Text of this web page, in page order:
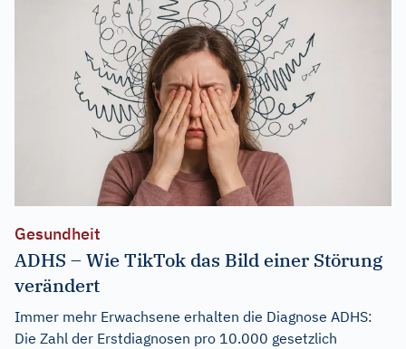
Gesundheit
ADHS – Wie TikTok das Bild einer Störung
verändert
Immer mehr Erwachsene erhalten die Diagnose ADHS:
Die Zahl der Erstdiagnosen pro 10.000 gesetzlich